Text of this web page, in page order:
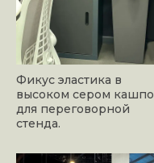
Фикус эластика в
высоком сером кашпо
для переговорной
стенда.